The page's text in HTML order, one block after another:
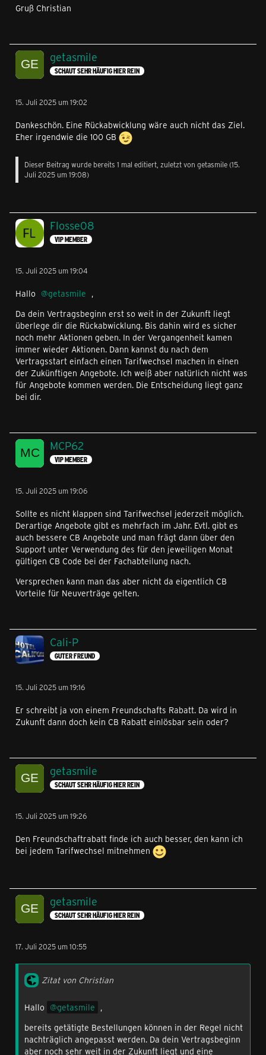
Gruß Christian
getasmile
SCHAUT SEHR HÄUFIG HIER REIN
15. Juli 2025 um 19:02
Dankeschön. Eine Rückabwicklung wäre auch nicht das Ziel.
Eher irgendwie die 100 GB
Dieser Beitrag wurde bereits 1 mal editiert, zuletzt von getasmile(15.
Juli 2025 um 19:08)
Flosse08
VIP MEMBER
15. Juli 2025 um 19:04
Hallo getasmile ,
Da dein Vertragsbeginn erst so weit in der Zukunft liegt
überlege dir die Rückabwicklung. Bis dahin wird es sicher
noch mehr Aktionen geben. In der Vergangenheit kamen
immer wieder Aktionen. Dann kannst du nach dem
Vertragsstart einfach einen Tarifwechsel machen in einen
der Zukünftigen Angebote. Ich weiß aber natürlich nicht was
für Angebote kommen werden. Die Entscheidung liegt ganz
bei dir.
MCP62
VIP MEMBER
15. Juli 2025 um 19:06
Sollte es nicht klappen sind Tarifwechsel jederzeit möglich.
Derartige Angebote gibt es mehrfach im Jahr. Evtl. gibt es
auch bessere CB Angebote und man frägt dann über den
Support unter Verwendung des für den jeweiligen Monat
gültigen CB Code bei der Fachabteilung nach.
Versprechen kann man das aber nicht da eigentlich CB
Vorteile für Neuverträge gelten.
Cali-P
GUTER FREUND
15. Juli 2025 um 19:16
Er schreibt ja von einem Freundschafts Rabatt. Da wird in
Zukunft dann doch kein CB Rabatt einlösbar sein oder?
getasmile
SCHAUT SEHR HÄUFIG HIER REIN
15. Juli 2025 um 19:26
Den Freundschaftrabatt finde ich auch besser, den kann ich
bei jedem Tarifwechsel mitnehmen
getasmile
SCHAUT SEHR HÄUFIG HIER REIN
17. Juli 2025 um 10:55
Zitat von Christian
Hallo getasmile ,
bereits getätigte Bestellungen können in der Regel nicht
nachträglich angepasst werden. Da dein Vertragsbeginn
aber noch sehr weit in der Zukunft liegt und eine